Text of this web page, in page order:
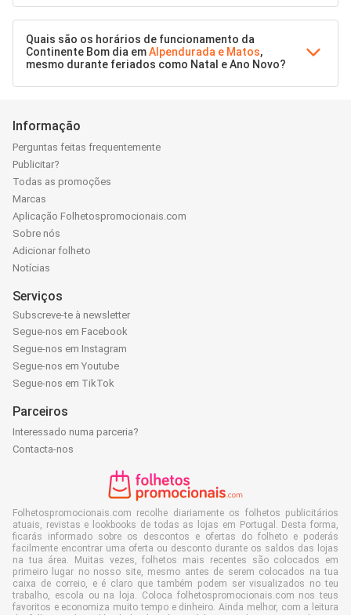
Quais são os horários de funcionamento da
Continente Bom dia emAlpendurada e Matos,
mesmo durante feriados como Natal e Ano Novo?
Informação
Perguntas feitas frequentemente
Publicitar?
Todas as promoções
Marcas
Aplicação Folhetospromocionais.com
Sobre nós
Adicionar folheto
Notícias
Serviços
Subscreve-te à newsletter
Segue-nos em Facebook
Segue-nos em Instagram
Segue-nos em Youtube
Segue-nos em TikTok
Parceiros
Interessado numa parceria?
Contacta-nos
Folhetospromocionais.com recolhe diariamente os folhetos publicitários
atuais, revistas e lookbooks de todas as lojas em Portugal. Desta forma,
ficarás informado sobre os descontos e ofertas do folheto e poderás
facilmente encontrar uma oferta ou desconto durante os saldos das lojas
na tua área. Muitas vezes, folhetos mais recentes são colocados em
primeiro lugar no nosso site, mesmo antes de serem colocados na tua
caixa de correio, e é claro que também podem ser visualizados no teu
trabalho, escola ou na loja. Coloca folhetospromocionais.com nos teus
favoritos e economiza muito tempo e dinheiro. Ainda melhor, com a leitura